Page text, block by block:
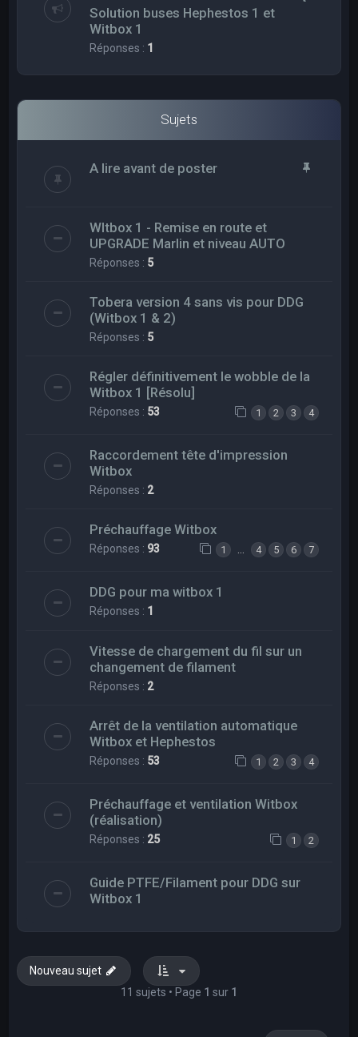
Solution buses Hephestos 1 et
Witbox 1
Réponses : 1
Sujets
A lire avant de poster
WItbox 1 - Remise en route et
UPGRADE Marlin et niveau AUTO
Réponses : 5
Tobera version 4 sans vis pour DDG
(Witbox 1 & 2)
Réponses : 5
Régler définitivement le wobble de la
Witbox 1 [Résolu]
Réponses : 53 1 2 3 4
Raccordement tête d'impression
Witbox
Réponses : 2
Préchauffage Witbox
Réponses : 93 1 4 5 6 7
DDG pour ma witbox 1
Réponses : 1
Vitesse de chargement du fil sur un
changement de filament
Réponses : 2
Arrêt de la ventilation automatique
Witbox et Hephestos
Réponses : 53 1 2 3 4
Préchauffage et ventilation Witbox
(réalisation)
Réponses : 25 1 2
Guide PTFE/Filament pour DDG sur
Witbox 1
Nouveau sujet
11 sujets • Page 1 sur 1